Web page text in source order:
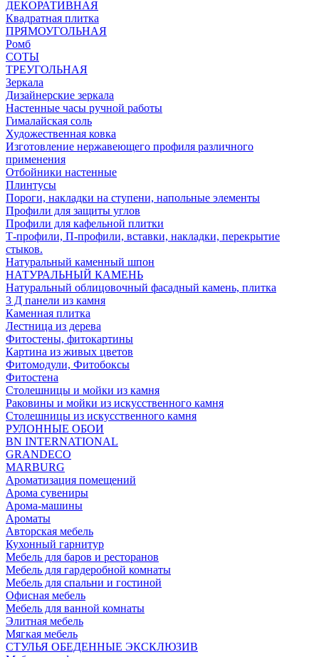
ДЕКОРАТИВНАЯ
Квадратная плитка
ПРЯМОУГОЛЬНАЯ
Ромб
СОТЫ
ТРЕУГОЛЬНАЯ
Зеркала
Дизайнерские зеркала
Настенные часы ручной работы
Гималайская соль
Художественная ковка
Изготовление нержавеющего профиля различного
применения
Отбойники настенные
Плинтусы
Пороги, накладки на ступени, напольные элементы
Профили для защиты углов
Профили для кафельной плитки
Т-профили, П-профили, вставки, накладки, перекрытие
стыков.
Натуральный каменный шпон
НАТУРАЛЬНЫЙ КАМЕНЬ
Натуральный облицовочный фасадный камень, плитка
3 Д панели из камня
Каменная плитка
Лестница из дерева
Фитостены, фитокартины
Картина из живых цветов
Фитомодули, Фитобоксы
Фитостена
Столешницы и мойки из камня
Раковины и мойки из искусственного камня
Столешницы из искусственного камня
РУЛОННЫЕ ОБОИ
BN INTERNATIONAL
GRANDECO
MARBURG
Ароматизация помещений
Арома сувениры
Арома-машины
Ароматы
Авторская мебель
Кухонный гарнитур
Мебель для баров и ресторанов
Мебель для гардеробной комнаты
Мебель для спальни и гостиной
Офисная мебель
Мебель для ванной комнаты
Элитная мебель
Мягкая мебель
СТУЛЬЯ ОБЕДЕННЫЕ ЭКСКЛЮЗИВ